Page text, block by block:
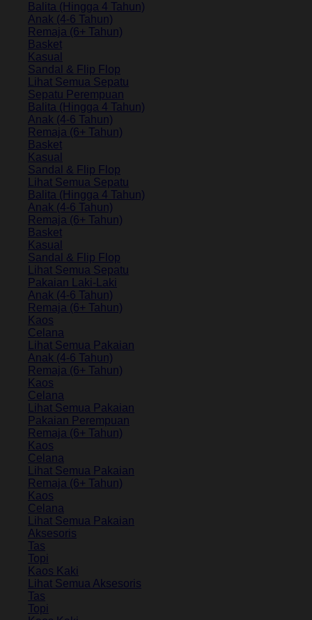
Balita (Hingga 4 Tahun)
Anak (4-6 Tahun)
Remaja (6+ Tahun)
Basket
Kasual
Sandal & Flip Flop
Lihat Semua Sepatu
Sepatu Perempuan
Balita (Hingga 4 Tahun)
Anak (4-6 Tahun)
Remaja (6+ Tahun)
Basket
Kasual
Sandal & Flip Flop
Lihat Semua Sepatu
Balita (Hingga 4 Tahun)
Anak (4-6 Tahun)
Remaja (6+ Tahun)
Basket
Kasual
Sandal & Flip Flop
Lihat Semua Sepatu
Pakaian Laki-Laki
Anak (4-6 Tahun)
Remaja (6+ Tahun)
Kaos
Celana
Lihat Semua Pakaian
Anak (4-6 Tahun)
Remaja (6+ Tahun)
Kaos
Celana
Lihat Semua Pakaian
Pakaian Perempuan
Remaja (6+ Tahun)
Kaos
Celana
Lihat Semua Pakaian
Remaja (6+ Tahun)
Kaos
Celana
Lihat Semua Pakaian
Aksesoris
Tas
Topi
Kaos Kaki
Lihat Semua Aksesoris
Tas
Topi